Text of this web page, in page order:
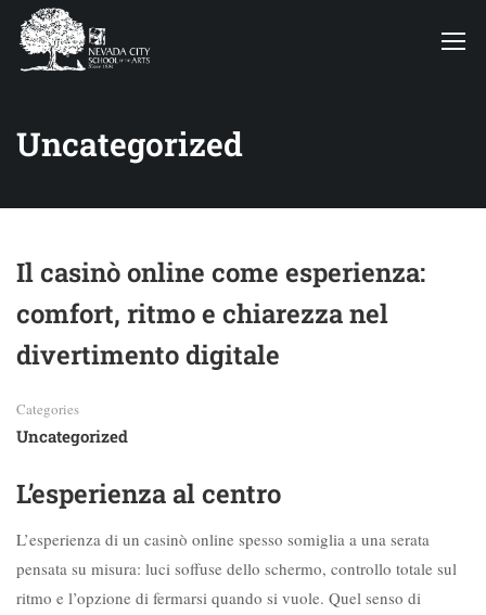
Uncategorized
Il casinò online come esperienza:
comfort, ritmo e chiarezza nel
divertimento digitale
Categories
Uncategorized
L’esperienza al centro
L’esperienza di un casinò online spesso somiglia a una serata
pensata su misura: luci soffuse dello schermo, controllo totale sul
ritmo e l’opzione di fermarsi quando si vuole. Quel senso di